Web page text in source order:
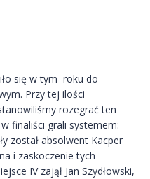
się w tym roku do
Przy tej ilości
rozegrać ten
finaliści grali systemem:
został absolwent Kacper
i zaskoczenie tych
IV zajął Jan Szydłowski,